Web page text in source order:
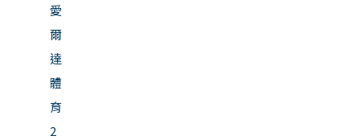
愛
爾
達
體
育
2